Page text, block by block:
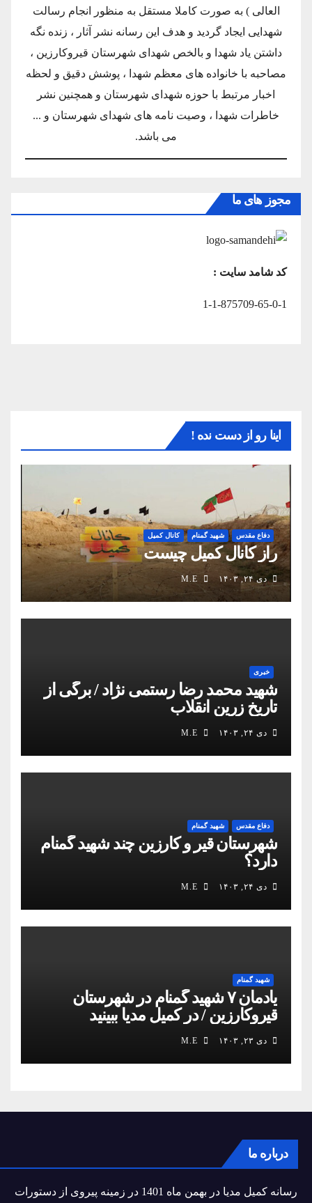
العالی ) به صورت کاملا مستقل به منظور انجام رسالت
شهدایی ایجاد گردید و هدف این رسانه نشر آثار ، زنده نگه
داشتن یاد شهدا و بالخص شهدای شهرستان قیروکارزین ،
مصاحبه با خانواده های معظم شهدا ، پوشش دقیق و لحظه
اخبار مرتبط با حوزه شهدای شهرستان و همچنین نشر
خاطرات شهدا ، وصیت نامه های شهدای شهرستان و ...
می باشد.
مجوز های ما
کد شامد سایت :
1-1-875709-65-0-1
اینا رو از دست نده !
دفاع مقدس شهید گمنام کانال کمیل
راز کانال کمیل چیست
دی ۲۴, ۱۴۰۳
خبری
شهید محمد رضا رستمی نژاد / برگی از
تاریخ زرین انقلاب
دی ۲۴, ۱۴۰۳
دفاع مقدس شهید گمنام
شهرستان قیر و کارزین چند شهید گمنام
دارد؟
دی ۲۴, ۱۴۰۳
شهید گمنام
یادمان ۷ شهید گمنام در شهرستان
قیروکارزین / در کمیل مدیا ببینید
دی ۲۳, ۱۴۰۳
درباره ما
رسانه کمیل مدیا در بهمن ماه 1401 در زمینه پیروی از دستورات